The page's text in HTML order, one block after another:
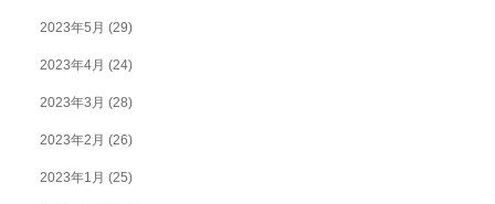
2023年5月 (29)
2023年4月 (24)
2023年3月 (28)
2023年2月 (26)
2023年1月 (25)